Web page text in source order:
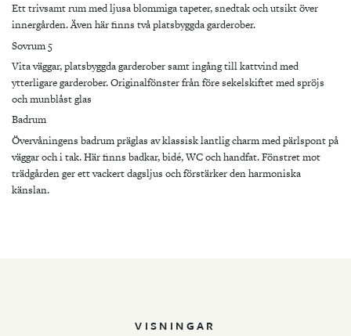
Ett trivsamt rum medljusa blommiga tapeter,snedtak och utsikt över
innergården. Även här finns två platsbyggda garderober.
Sovrum 5
Vita väggar, platsbyggda garderober samt ingång till kattvind med
ytterligare garderober. Originalfönster från före sekelskiftet med spröjs
och munblåst glas
Badrum
Övervåningens badrum präglas av klassisk lantlig charm med pärlspont på
väggar och i tak. Här finns badkar, bidé, WC och handfat. Fönstret mot
trädgården ger ett vackert dagsljus och förstärker den harmoniska
känslan.
VISNINGAR